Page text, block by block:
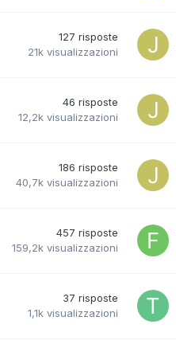
127 risposte
21k visualizzazioni
46 risposte
12,2k visualizzazioni
186 risposte
40,7k visualizzazioni
457 risposte
159,2k visualizzazioni
37 risposte
1,1k visualizzazioni